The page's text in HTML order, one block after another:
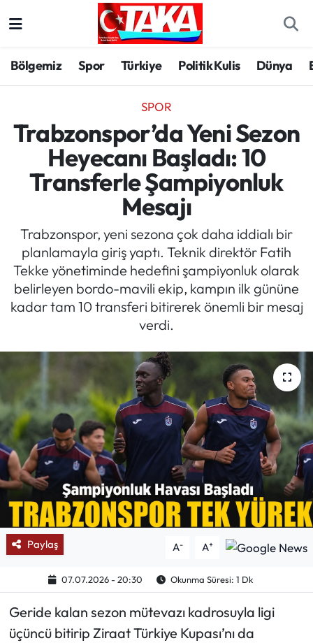
Bölgemiz Spor Türkiye Politik Kulis Dünya
SPOR
Trabzonspor’da Yeni Sezon
Heyecanı Başladı: 10
Transferle Şampiyonluk
Mesajı
Trabzonspor, yeni sezona çok daha iddialı bir
planlamayla giriş yaptı. Teknik direktör Fatih
Tekke yönetiminde hedefini şampiyonluk olarak
belirleyen bordo-mavili ekip, kampın ilk gününe
kadar tam 10 transferi bitirerek önemli bir mesaj
verdi.
Paylaş A- A+
07.07.2026 - 20:30 Okunma Süresi: 1 Dk
Geride kalan sezon mütevazı kadrosuyla ligi
üçüncü bitirip Ziraat Türkiye Kupası’nı da
Spor
Türkiye
Kültür/Sanat
Politika
Politik Kulis
Dünya
Magazin
Röportaj
Manşet
Köşe Yazıları
Karikatür Galeri
BIK
ASTROLOJİ
Spor Yazıları
Trabzon Hava Durumu
Trabzon Trafik Yoğunluk Haritası
Süper Lig Puan Durumu ve Fikstür
Tüm Manşetler
Son Dakika Haberleri
Haber Arşivi